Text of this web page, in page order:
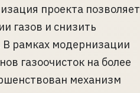
проекта позволяет
газов и снизить
рамках модернизации
газоочисток на более
механизм